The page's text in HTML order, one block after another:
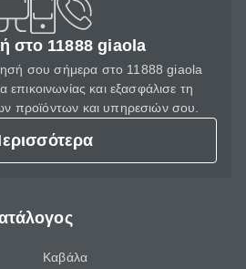
στο 11888 giaola
σου σήμερα στο 11888 giaola
και εξασφάλισε τη
προϊόντων και υπηρεσιών σου.
Καβάλα